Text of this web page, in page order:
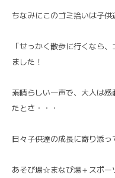
ちなみにこのゴミ拾いは子供
「せっかく散歩に行くなら
ました！
素晴らしい一声で、大人は
たとさ・・・
日々子供達の成長に寄り添っ
あそび場☆まなび場＋スポー